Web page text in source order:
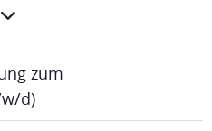
zum
d)